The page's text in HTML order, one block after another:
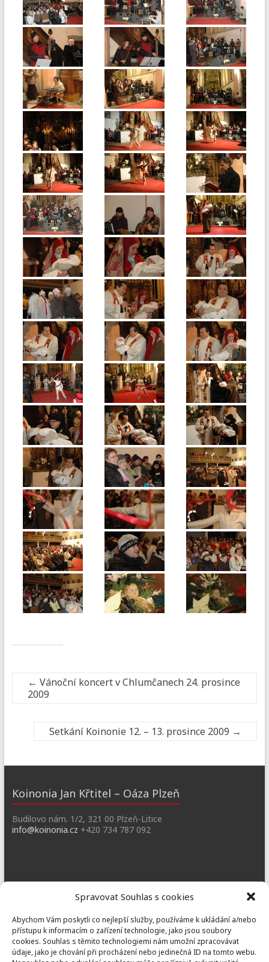
Spravovat Souhlas s cookies
Abychom Vám poskytli co nejlepší služby, používáme k ukládání a/nebo
přístupu k informacím o zařízení technologie, jako jsou soubory
cookies. Souhlas s těmito technologiemi nám umožní zpracovávat
údaje, jako je chování při procházení nebo jedinečná ID na tomto webu.
← Vánoční koncert v Chlumčanech 24. prosince
2009
Setkání Koinonie 12. – 13. prosince 2009 →
Koinonia Jan Křtitel – Oáza Plzeň
Budilovo nám. 1/2, 321 00 Plzeň-Litice
info@koinonia.cz +420 734 787 092
dobrany@koinonia.cz+420 733 741 190